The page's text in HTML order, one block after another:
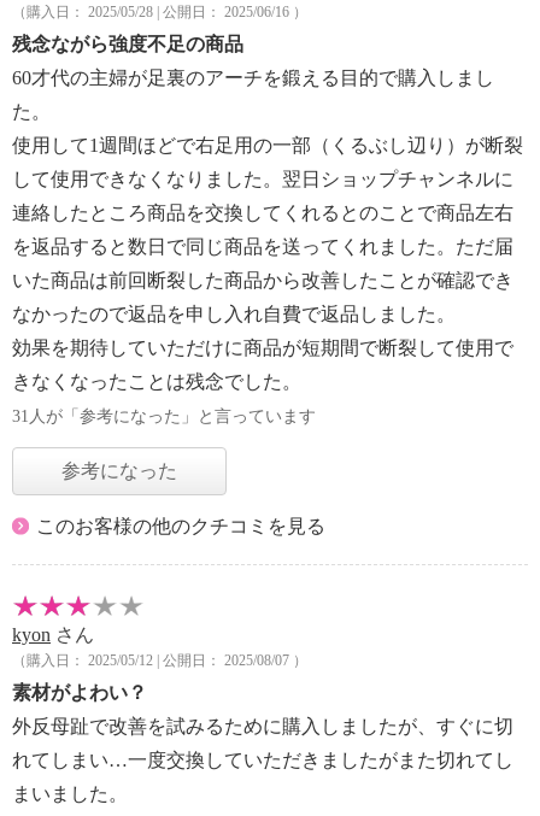
（購入日： 2025/05/28 | 公開日： 2025/06/16 ）
残念ながら強度不足の商品
60才代の主婦が足裏のアーチを鍛える目的で購入しまし
た。
使用して1週間ほどで右足用の一部（くるぶし辺り）が断裂
して使用できなくなりました。翌日ショップチャンネルに
連絡したところ商品を交換してくれるとのことで商品左右
を返品すると数日で同じ商品を送ってくれました。ただ届
いた商品は前回断裂した商品から改善したことが確認でき
なかったので返品を申し入れ自費で返品しました。
効果を期待していただけに商品が短期間で断裂して使用で
きなくなったことは残念でした。
31人が「参考になった」と言っています
参考になった
このお客様の他のクチコミを見る
kyon さん
（購入日： 2025/05/12 | 公開日： 2025/08/07 ）
素材がよわい？
外反母趾で改善を試みるために購入しましたが、すぐに切
れてしまい…一度交換していただきましたがまた切れてし
まいました。